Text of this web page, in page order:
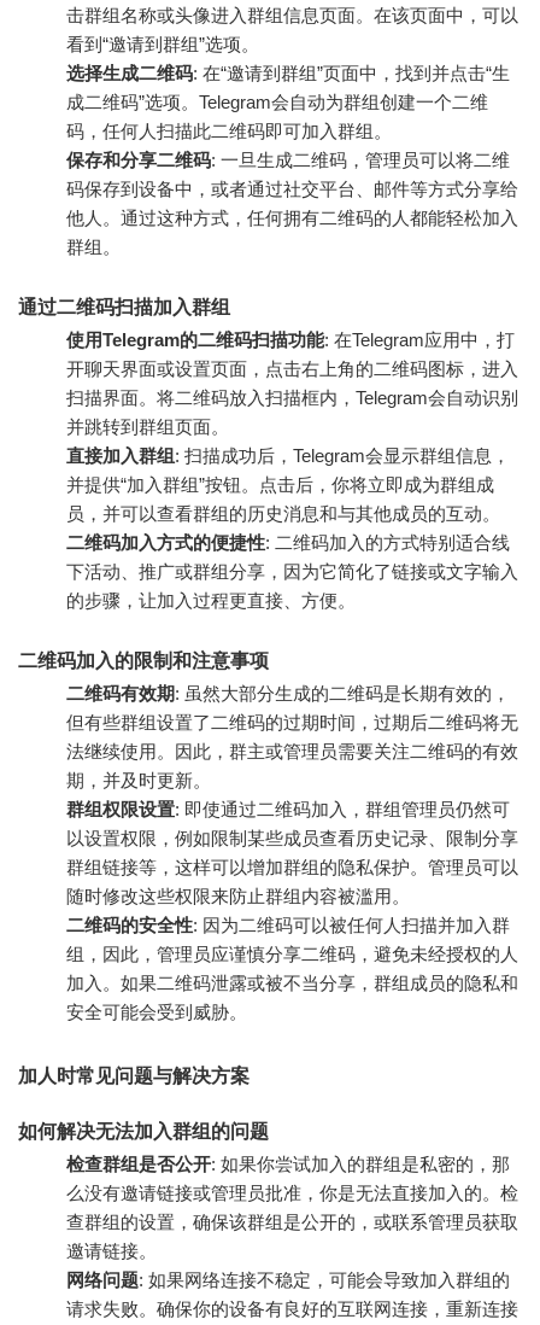
击群组名称或头像进入群组信息页面。在该页面中，可以
看到“邀请到群组”选项。
选择生成二维码: 在“邀请到群组”页面中，找到并点击“生
成二维码”选项。Telegram会自动为群组创建一个二维
码，任何人扫描此二维码即可加入群组。
保存和分享二维码: 一旦生成二维码，管理员可以将二维
码保存到设备中，或者通过社交平台、邮件等方式分享给
他人。通过这种方式，任何拥有二维码的人都能轻松加入
群组。
通过二维码扫描加入群组
使用Telegram的二维码扫描功能: 在Telegram应用中，打
开聊天界面或设置页面，点击右上角的二维码图标，进入
扫描界面。将二维码放入扫描框内，Telegram会自动识别
并跳转到群组页面。
直接加入群组: 扫描成功后，Telegram会显示群组信息，
并提供“加入群组”按钮。点击后，你将立即成为群组成
员，并可以查看群组的历史消息和与其他成员的互动。
二维码加入方式的便捷性: 二维码加入的方式特别适合线
下活动、推广或群组分享，因为它简化了链接或文字输入
的步骤，让加入过程更直接、方便。
二维码加入的限制和注意事项
二维码有效期: 虽然大部分生成的二维码是长期有效的，
但有些群组设置了二维码的过期时间，过期后二维码将无
法继续使用。因此，群主或管理员需要关注二维码的有效
期，并及时更新。
群组权限设置: 即使通过二维码加入，群组管理员仍然可
以设置权限，例如限制某些成员查看历史记录、限制分享
群组链接等，这样可以增加群组的隐私保护。管理员可以
随时修改这些权限来防止群组内容被滥用。
二维码的安全性: 因为二维码可以被任何人扫描并加入群
组，因此，管理员应谨慎分享二维码，避免未经授权的人
加入。如果二维码泄露或被不当分享，群组成员的隐私和
安全可能会受到威胁。
加人时常见问题与解决方案
如何解决无法加入群组的问题
检查群组是否公开: 如果你尝试加入的群组是私密的，那
么没有邀请链接或管理员批准，你是无法直接加入的。检
查群组的设置，确保该群组是公开的，或联系管理员获取
邀请链接。
网络问题: 如果网络连接不稳定，可能会导致加入群组的
请求失败。确保你的设备有良好的互联网连接，重新连接